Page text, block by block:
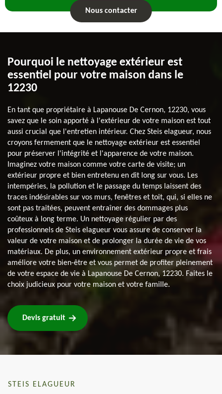
Nous contacter
Pourquoi le nettoyage extérieur est
essentiel pour votre maison dans le
12230
En tant que propriétaire à Lapanouse De Cernon, 12230, vous
savez que le soin apporté à l'extérieur de votre maison est tout
aussi crucial que l'entretien intérieur. Chez Steis elagueur, nous
croyons fermement que le nettoyage extérieur est essentiel
pour préserver l'intégrité et l'apparence de votre maison.
Imaginez votre maison comme votre carte de visite; un
extérieur propre et bien entretenu en dit long sur vous. Les
intempéries, la pollution et le passage du temps laissent des
traces indésirables sur vos murs, fenêtres et toit, qui, si elles ne
sont pas traitées, peuvent entraîner des dommages plus
coûteux à long terme. Un nettoyage régulier par des
professionnels de Steis elagueur vous assure de conserver la
valeur de votre maison et de prolonger la durée de vie de vos
matériaux. De plus, un environnement extérieur propre et frais
améliore votre bien-être et vous permet de profiter pleinement
de votre espace de vie à Lapanouse De Cernon, 12230. Faites le
choix judicieux pour votre maison et votre famille.
Devis gratuit
STEIS ELAGUEUR